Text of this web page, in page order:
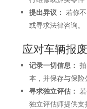
提出异议： 若你
或寻求法律咨询。
应对车辆报
记录一切信息：
本，并保存与保险
寻求独立评估：
独立评估师提供支